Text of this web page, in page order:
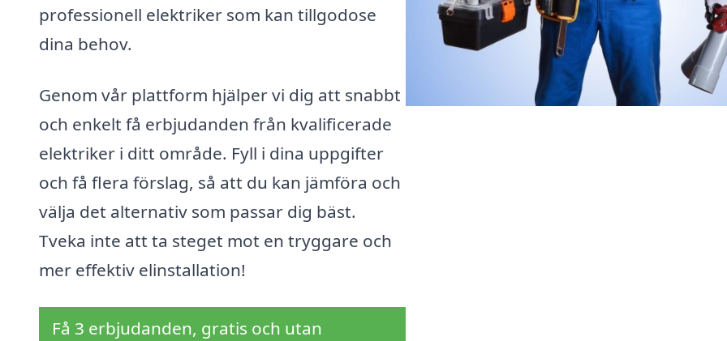
professionell elektriker som kan tillgodose
dina behov.
Genom vår plattform hjälper vi dig att snabbt
och enkelt få erbjudanden från kvalificerade
elektriker i ditt område. Fyll i dina uppgifter
och få flera förslag, så att du kan jämföra och
välja det alternativ som passar dig bäst.
Tveka inte att ta steget mot en tryggare och
mer effektiv elinstallation!
Få 3 erbjudanden, gratis och utan